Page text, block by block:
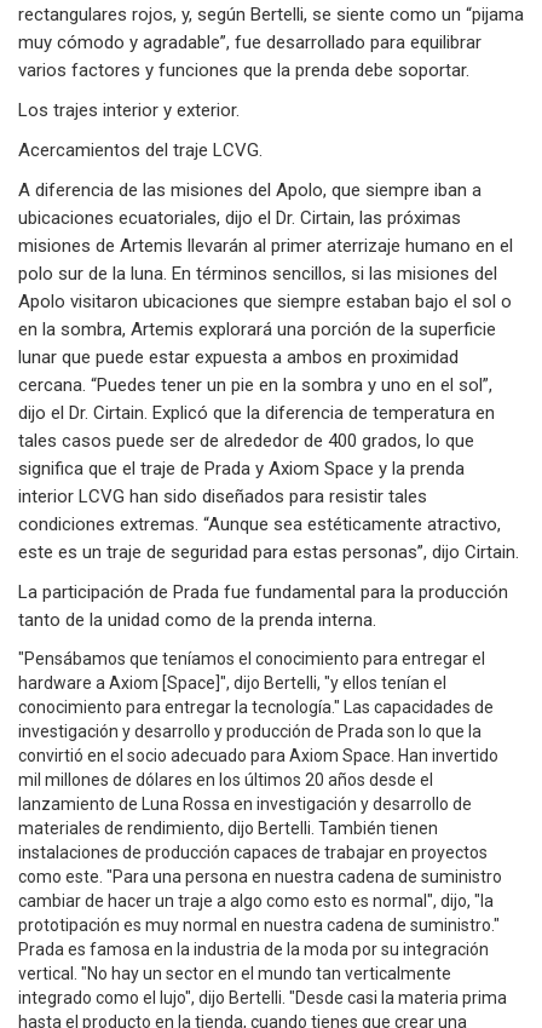
rectangulares rojos, y, según Bertelli, se siente como un “pijama
muy cómodo y agradable”, fue desarrollado para equilibrar
varios factores y funciones que la prenda debe soportar.
Los trajes interior y exterior.
Acercamientos del traje LCVG.
A diferencia de las misiones del Apolo, que siempre iban a
ubicaciones ecuatoriales, dijo el Dr. Cirtain, las próximas
misiones de Artemis llevarán al primer aterrizaje humano en el
polo sur de la luna. En términos sencillos, si las misiones del
Apolo visitaron ubicaciones que siempre estaban bajo el sol o
en la sombra, Artemis explorará una porción de la superficie
lunar que puede estar expuesta a ambos en proximidad
cercana. “Puedes tener un pie en la sombra y uno en el sol”,
dijo el Dr. Cirtain. Explicó que la diferencia de temperatura en
tales casos puede ser de alrededor de 400 grados, lo que
significa que el traje de Prada y Axiom Space y la prenda
interior LCVG han sido diseñados para resistir tales
condiciones extremas. “Aunque sea estéticamente atractivo,
este es un traje de seguridad para estas personas”, dijo Cirtain.
La participación de Prada fue fundamental para la producción
tanto de la unidad como de la prenda interna.
"Pensábamos que teníamos el conocimiento para entregar el
hardware a Axiom [Space]", dijo Bertelli, "y ellos tenían el
conocimiento para entregar la tecnología." Las capacidades de
investigación y desarrollo y producción de Prada son lo que la
convirtió en el socio adecuado para Axiom Space. Han invertido
mil millones de dólares en los últimos 20 años desde el
lanzamiento de Luna Rossa en investigación y desarrollo de
materiales de rendimiento, dijo Bertelli. También tienen
instalaciones de producción capaces de trabajar en proyectos
como este. "Para una persona en nuestra cadena de suministro
cambiar de hacer un traje a algo como esto es normal", dijo, "la
prototipación es muy normal en nuestra cadena de suministro."
Prada es famosa en la industria de la moda por su integración
vertical. "No hay un sector en el mundo tan verticalmente
integrado como el lujo", dijo Bertelli. "Desde casi la materia prima
hasta el producto en la tienda, cuando tienes que crear una